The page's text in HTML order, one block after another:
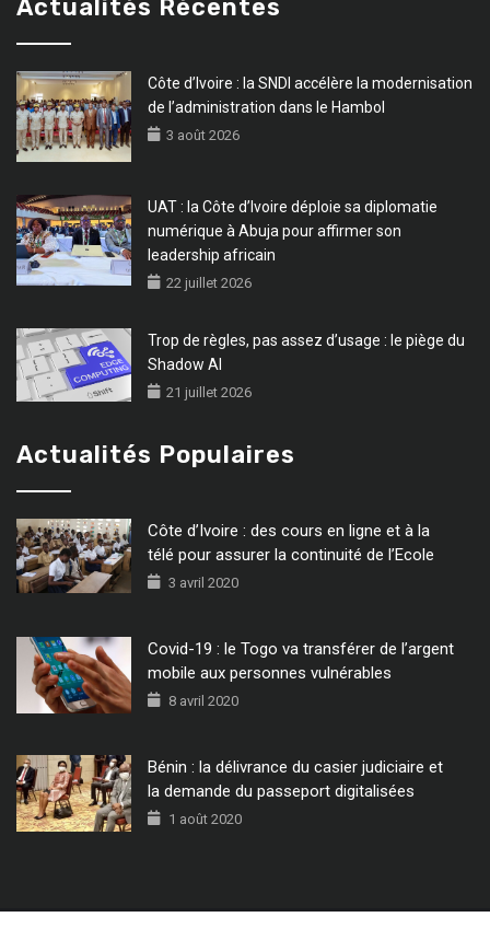
Actualités Récentes
Côte d’Ivoire : la SNDI accélère la modernisation
de l’administration dans le Hambol
3 août 2026
UAT : la Côte d’Ivoire déploie sa diplomatie
numérique à Abuja pour affirmer son
leadership africain
22 juillet 2026
Trop de règles, pas assez d’usage : le piège du
Shadow AI
21 juillet 2026
Actualités Populaires
Côte d’Ivoire : des cours en ligne et à la
télé pour assurer la continuité de l’Ecole
3 avril 2020
Covid-19 : le Togo va transférer de l’argent
mobile aux personnes vulnérables
8 avril 2020
Bénin : la délivrance du casier judiciaire et
la demande du passeport digitalisées
1 août 2020